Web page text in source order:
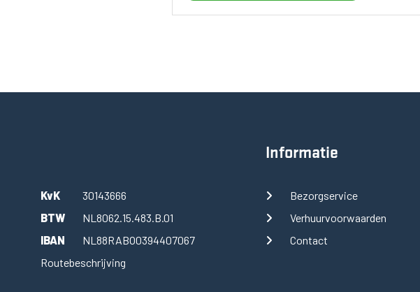
KvK
30143666
BTW
NL8062.15.483.B.01
IBAN
NL88RABO0394407067
Routebeschrijving
Informatie
Bezorgservice
Verhuurvoorwaarden
Contact